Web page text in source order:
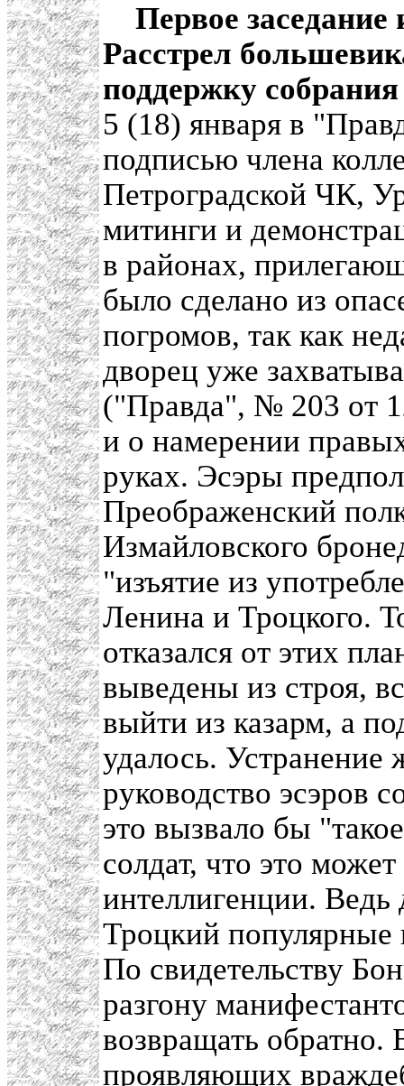
Первое заседание
Расстрел
поддержку собрания
5 (18) января в
подписью члена
Петроградской ЧК,
митинги и
в районах,
было сделано из
погромов, так как
дворец уже
("Правда", № 203 от
и о намерении
руках. Эсэры
Преображенский
Измайловского
"изъятие из
Ленина и Троцкого.
отказался от этих
выведены из строя,
выйти из казарм, а
удалось. Устранение
руководство эсэров
это вызвало бы
солдат, что это
интеллигенции.
Троцкий
По свидетельству
разгону
возвращать
проявляющих